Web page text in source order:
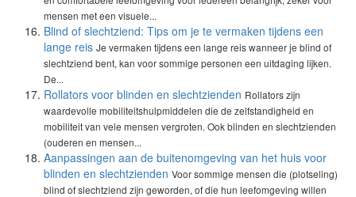
mensen met een visuele...
Blind of slechtziend: Tips om je te vermaken tijdens een
lange reis Je vermaken tijdens een lange reis wanneer je blind of
slechtziend bent, kan voor sommige personen een uitdaging lijken.
De...
Rollators voor blinden en slechtzienden Rollators zijn
waardevolle mobiliteitshulpmiddelen die de zelfstandigheid en
mobiliteit van vele mensen vergroten. Ook blinden en slechtzienden
(ouderen en mensen...
Aanpassingen aan de buitenomgeving van het huis voor
blinden en slechtzienden Voor sommige mensen die (plotseling)
blind of slechtziend zijn geworden, of die hun leefomgeving willen